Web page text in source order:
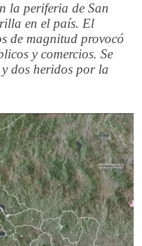
la periferia de San
en el país. El
de magnitud provocó
y comercios. Se
dos heridos por la